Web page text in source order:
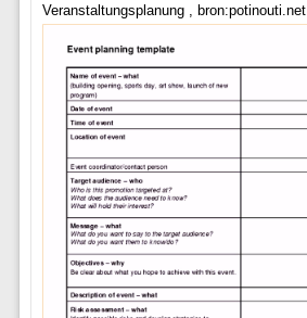
Veranstaltungsplanung , bron:potinouti.net